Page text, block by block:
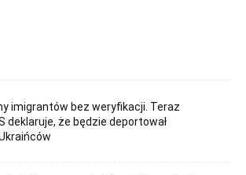
imigrantów bez weryfikacji. Teraz
deklaruje, że będzie deportował